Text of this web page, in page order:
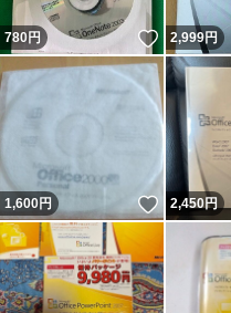
780円 いいね！
2,999円
1,600円 いいね！
2,450円